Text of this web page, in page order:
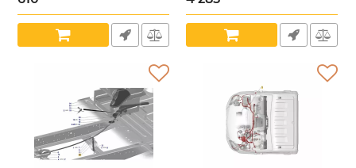
Оригинал) /А31R23-
3506071/
Артикул: УТ000003893